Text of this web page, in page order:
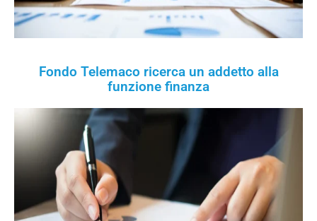
Fondo Telemaco ricerca un addetto alla
funzione finanza